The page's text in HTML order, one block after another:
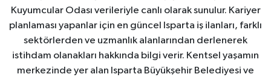
Kuyumcular Odası verileriyle canlı olarak sunulur. Kariyer
planlaması yapanlar için en güncel Isparta iş ilanları, farklı
sektörlerden ve uzmanlık alanlarından derlenerek
istihdam olanakları hakkında bilgi verir. Kentsel yaşamın
merkezinde yer alan Isparta Büyükşehir Belediyesi ve